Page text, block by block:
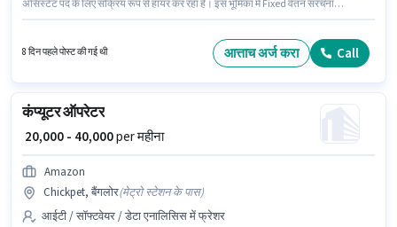
असिस्टेंट पद के लिए सक्रिय रूप से हायर कर रहा है। इस भूमिका में Fixed वेतन संरचना
चाहिए। इस पद के लिए आवश्यक दस्तावेज़ जैसे PAN कार्ड, आधार कार्ड, बैंक अकाउंट का
8 दिन पहले पोस्ट की गई थी आत्ताच अर्ज करा Call
कंप्यूटर ऑपरेटर
₹ 20,000 - 40,000per महीना
Amazon
Chickpet, बैंगलोर(मेट्रो स्टेशन के पास)
आईटी / सॉफ्टवेयर / डेटा एनालिसिस में फ्रेशर